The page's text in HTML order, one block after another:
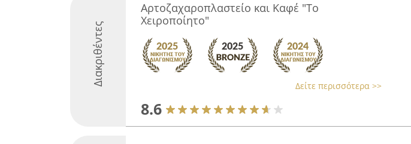
Διακριθέντες
Αρτοζαχαροπλαστείο και Καφέ "Το
Χειροποίητο"
Δείτε περισσότερα >>
8.6